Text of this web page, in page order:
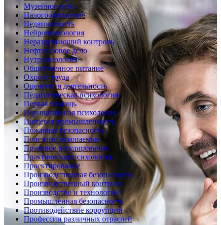
Музейное дело
Налогообложение
Недвижимость
Нейропсихология
Неразрушающий контроль
Нефтегазовое дело
Нутрициология
Общественное питание
Охрана труда
Оценочная деятельность
Педагогическая психология
Первая помощь
Перинатальная психология
Пищевая промышленность
Пожарная безопасность
Полезные ископаемые
Правовое регулирование
Практическая психология
Проектирование
Производственная безопасность
Производственный контроль
Производство и технологии
Промышленная безопасность
Противодействие коррупции
Профессии различных отраслей